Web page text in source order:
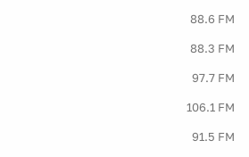
88.6 FM
88.3 FM
97.7 FM
106.1 FM
91.5 FM